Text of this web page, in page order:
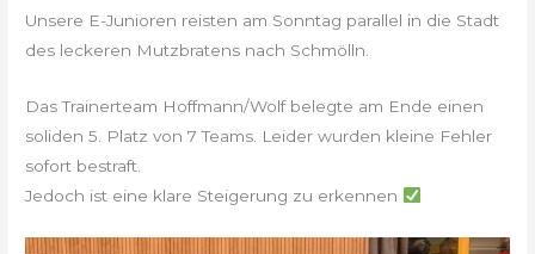
Unsere E-Junioren reisten am Sonntag parallel in die Stadt
des leckeren Mutzbratens nach Schmölln.
Das Trainerteam Hoffmann/Wolf belegte am Ende einen
soliden 5. Platz von 7 Teams. Leider wurden kleine Fehler
sofort bestraft.
Jedoch ist eine klare Steigerung zu erkennen